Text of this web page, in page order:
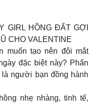
GIRL HỒNG ĐẤT GỢI
CHO VALENTINE
muốn tạo nên đôi mắt
đặc biệt này? Phấn
là người bạn đồng hành
nhẹ nhàng, tinh tế,